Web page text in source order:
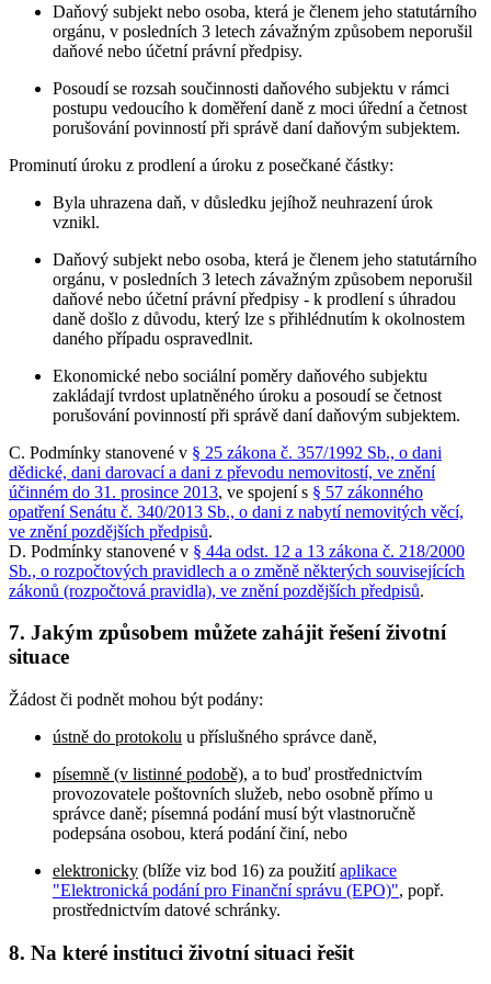
Daňový subjekt nebo osoba, která je členem jeho statutárního
orgánu, v posledních 3 letech závažným způsobem neporušil
daňové nebo účetní právní předpisy.
Posoudí se rozsah součinnosti daňového subjektu v rámci
postupu vedoucího k doměření daně z moci úřední a četnost
porušování povinností při správě daní daňovým subjektem.
Prominutí úroku z prodlení a úroku z posečkané částky:
Byla uhrazena daň, v důsledku jejíhož neuhrazení úrok
vznikl.
Daňový subjekt nebo osoba, která je členem jeho statutárního
orgánu, v posledních 3 letech závažným způsobem neporušil
daňové nebo účetní právní předpisy - k prodlení s úhradou
daně došlo z důvodu, který lze s přihlédnutím k okolnostem
daného případu ospravedlnit.
Ekonomické nebo sociální poměry daňového subjektu
zakládají tvrdost uplatněného úroku a posoudí se četnost
porušování povinností při správě daní daňovým subjektem.
C. Podmínky stanovené v § 25 zákona č. 357/1992 Sb., o dani
dědické, dani darovací a dani z převodu nemovitostí, ve znění
účinném do 31. prosince 2013, ve spojení s § 57 zákonného
opatření Senátu č. 340/2013 Sb., o dani z nabytí nemovitých věcí,
ve znění pozdějších předpisů.
D. Podmínky stanovené v § 44a odst. 12 a 13 zákona č. 218/2000
Sb., o rozpočtových pravidlech a o změně některých souvisejících
zákonů (rozpočtová pravidla), ve znění pozdějších předpisů.
7. Jakým způsobem můžete zahájit řešení životní
situace
Žádost či podnět mohou být podány:
ústně do protokolu u příslušného správce daně,
písemně (v listinné podobě), a to buď prostřednictvím
provozovatele poštovních služeb, nebo osobně přímo u
správce daně; písemná podání musí být vlastnoručně
podepsána osobou, která podání činí, nebo
elektronicky (blíže viz bod 16) za použitíaplikace
"Elektronická podání pro Finanční správu (EPO)", popř.
prostřednictvím datové schránky.
8. Na které instituci životní situaci řešit